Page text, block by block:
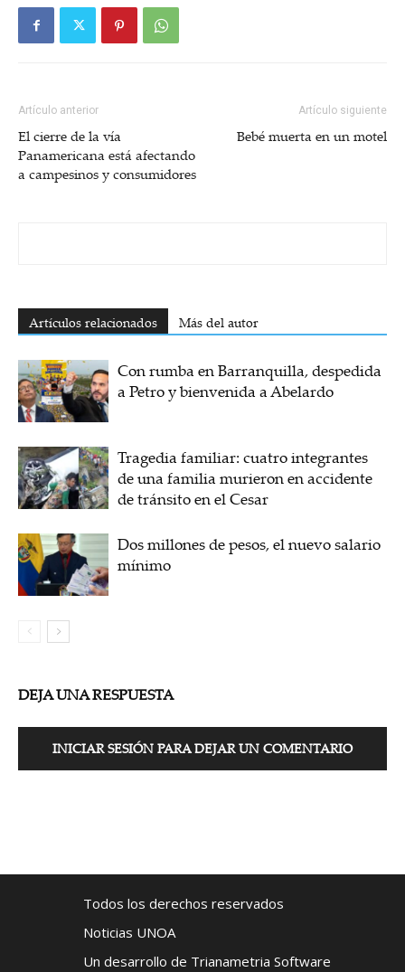
Artículo anterior
El cierre de la vía
Panamericana está afectando
a campesinos y consumidores
Artículo siguiente
Bebé muerta en un motel
Artículos relacionados Más del autor
Con rumba en Barranquilla, despedida
a Petro y bienvenida a Abelardo
Tragedia familiar: cuatro integrantes
de una familia murieron en accidente
de tránsito en el Cesar
Dos millones de pesos, el nuevo salario
mínimo
DEJA UNA RESPUESTA
INICIAR SESIÓN PARA DEJAR UN COMENTARIO
Todos los derechos reservados
Noticias UNOA
Un desarrollo de Trianametria Software